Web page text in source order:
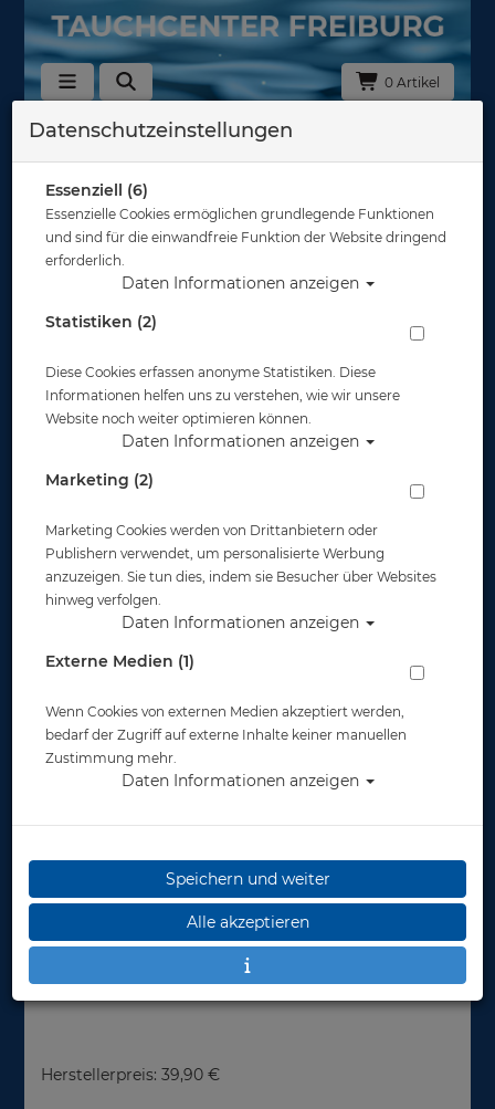
0 Artikel
Zurück
Scubapro Fusion Dry - Transparent Blau
Artikelnr.: scu-26038200
Herstellerpreis: 39,90 €
Datenschutzeinstellungen
Essenziell (6)
Essenzielle Cookies ermöglichen grundlegende Funktionen
und sind für die einwandfreie Funktion der Website dringend
erforderlich.
Daten Informationen anzeigen
Statistiken (2)
Diese Cookies erfassen anonyme Statistiken. Diese
Informationen helfen uns zu verstehen, wie wir unsere
Website noch weiter optimieren können.
Daten Informationen anzeigen
Marketing (2)
Marketing Cookies werden von Drittanbietern oder
Publishern verwendet, um personalisierte Werbung
anzuzeigen. Sie tun dies, indem sie Besucher über Websites
hinweg verfolgen.
Daten Informationen anzeigen
Externe Medien (1)
Wenn Cookies von externen Medien akzeptiert werden,
bedarf der Zugriff auf externe Inhalte keiner manuellen
Zustimmung mehr.
Daten Informationen anzeigen
Speichern und weiter
Alle akzeptieren